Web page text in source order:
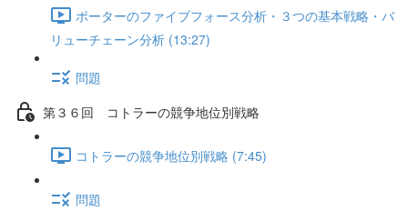
ポーターのファイブフォース分析・３つの基本戦略・バ
リューチェーン分析 (13:27)
問題
第３６回 コトラーの競争地位別戦略
コトラーの競争地位別戦略 (7:45)
問題